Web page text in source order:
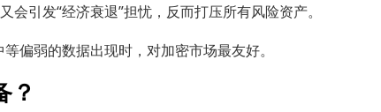
引发“经济衰退”担忧，反而打压所有风险资产。
偏弱的数据出现时，对加密市场最友好。
？